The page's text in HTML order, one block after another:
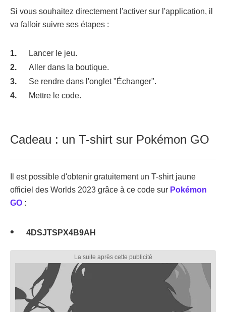
Si vous souhaitez directement l'activer sur l'application, il
va falloir suivre ses étapes :
Lancer le jeu.
Aller dans la boutique.
Se rendre dans l'onglet "Échanger".
Mettre le code.
Cadeau : un T-shirt sur Pokémon GO
Il est possible d'obtenir gratuitement un T-shirt jaune
officiel des Worlds 2023 grâce à ce code sur Pokémon
GO :
4DSJTSPX4B9AH